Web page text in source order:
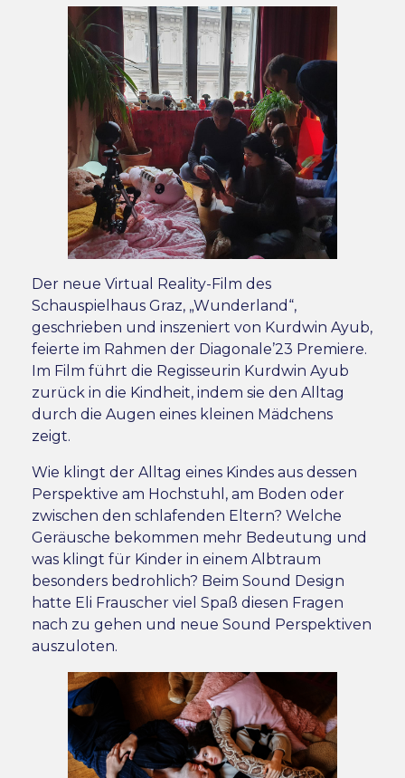
Der neue Virtual Reality-Film des
Schauspielhaus Graz, „Wunderland“,
geschrieben und inszeniert von Kurdwin Ayub,
feierte im Rahmen der Diagonale’23 Premiere.
Im Film führt die Regisseurin Kurdwin Ayub
zurück in die Kindheit, indem sie den Alltag
durch die Augen eines kleinen Mädchens
zeigt.
Wie klingt der Alltag eines Kindes aus dessen
Perspektive am Hochstuhl, am Boden oder
zwischen den schlafenden Eltern? Welche
Geräusche bekommen mehr Bedeutung und
was klingt für Kinder in einem Albtraum
besonders bedrohlich? Beim Sound Design
hatte Eli Frauscher viel Spaß diesen Fragen
nach zu gehen und neue Sound Perspektiven
auszuloten.